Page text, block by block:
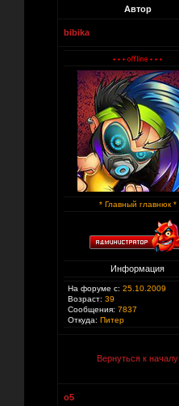
Автор
bibika
* Главный главнюк *
Информация
На форуме с: 25.10.2009
Возраст: 39
Сообщения: 7837
Откуда: Питер
Вернуться к началу
o5